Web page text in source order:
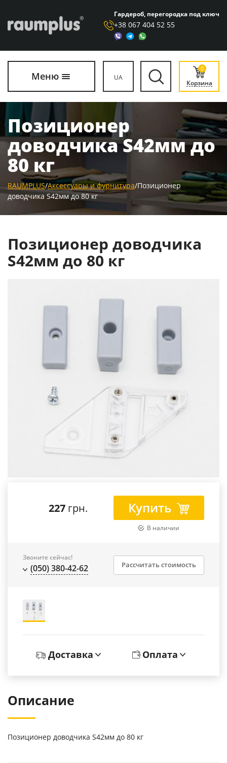
Гардероб, перегородка под ключ
+38 067 404 52 55
Меню UA
0
Корзина
Позиционер
доводчика S42мм до
80 кг
RAUMPLUS/Аксессуары и фурнитура/Позиционер
доводчика S42мм до 80 кг
Позиционер доводчика
S42мм до 80 кг
227 грн. Купить
В наличии
Звоните сейчас!
(050) 380-42-62 Рассчитать стоимость
Доставка Оплата
Описание
Позиционер доводчика S42мм до 80 кг